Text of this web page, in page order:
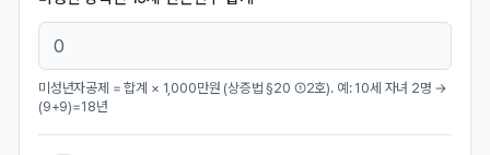
미성년자공제 = 합계 × 1,000만원 (상증법 §20 ①2호). 예: 10세 자녀 2명 →
(9+9)=18년